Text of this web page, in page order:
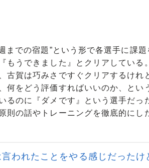
までの宿題”という形で各選手に課
もうできました』とクリアしている
古賀は巧みさですぐクリアするけれ
何をどう評価すればいいのか、とい
るのに『ダメです』という選手だっ
則の話やトレーニングを徹底的にし
われたことをやる感じだったけ